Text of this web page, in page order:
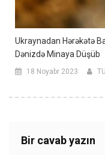
Ukraynadan Hərəkətə
Dənizdə Minaya Düşüb
18 Noyabr 2023
Bir cavab yazın